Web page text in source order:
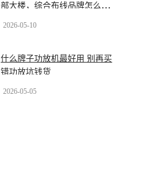
部大楼，综合布线品牌怎么
2026-05-10
什么牌子功放机最好用 别再买
错功放坑钱货
2026-05-05